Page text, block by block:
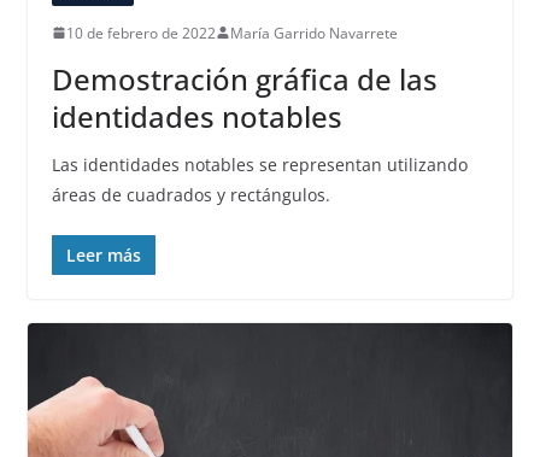
10 de febrero de 2022 María Garrido Navarrete
Demostración gráfica de las
identidades notables
Las identidades notables se representan utilizando
áreas de cuadrados y rectángulos.
Leer más